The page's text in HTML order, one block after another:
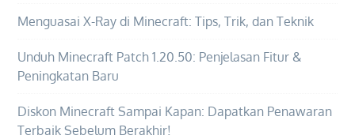
Menguasai X-Ray di Minecraft: Tips, Trik, dan Teknik
Unduh Minecraft Patch 1.20.50: Penjelasan Fitur &
Peningkatan Baru
Diskon Minecraft Sampai Kapan: Dapatkan Penawaran
Terbaik Sebelum Berakhir!